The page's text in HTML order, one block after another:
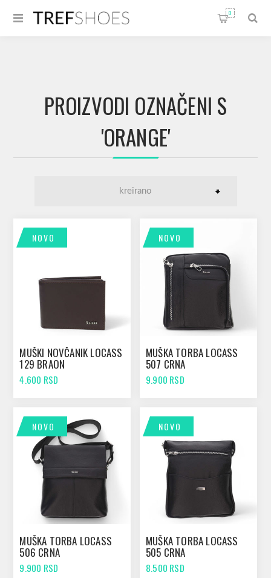
0
PROIZVODI OZNAČENI S
'ORANGE'
NOVO
MUŠKI NOVČANIK LOCASS
129 BRAON
4.600 RSD
NOVO
MUŠKA TORBA LOCASS
507 CRNA
9.900 RSD
NOVO
MUŠKA TORBA LOCASS
506 CRNA
9.900 RSD
NOVO
MUŠKA TORBA LOCASS
505 CRNA
8.500 RSD